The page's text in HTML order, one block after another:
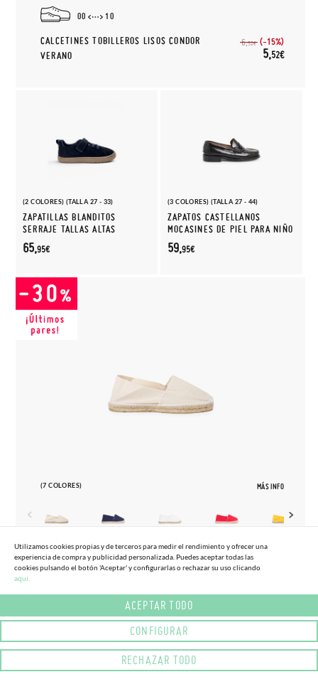
00 10
CALCETINES TOBILLEROS LISOS CONDOR
VERANO
6,50€ (-15%)
5,52€
(2 COLORES) (TALLA 27 - 33)
ZAPATILLAS BLANDITOS
SERRAJE TALLAS ALTAS
65,95€
(3 COLORES) (TALLA 27 - 44)
ZAPATOS CASTELLANOS
MOCASINES DE PIEL PARA NIÑO
59,95€
(7 COLORES) MÁS INFO
35 45
16,
Utilizamos cookies propias y de terceros para medir el rendimiento y ofrecer una
experiencia de compra y publicidad personalizada. Puedes aceptar todas las
cookies pulsando el botón 'Aceptar' y configurarlas o rechazar su uso clicando
aqui.
ACEPTAR TODO
CONFIGURAR
RECHAZAR TODO